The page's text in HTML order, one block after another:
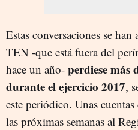
Estas conversaciones se
TEN -que está fuera del
hace un año- perdiese más
durante el ejercicio 2017,
este periódico. Unas cuentas
las próximas semanas al